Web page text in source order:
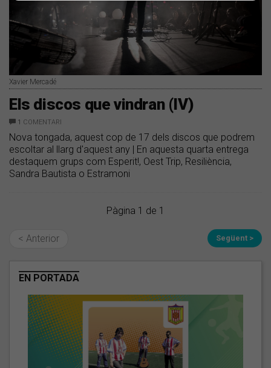
Xavier Mercadé
Els discos que vindran (IV)
1 COMENTARI
Nova tongada, aquest cop de 17 dels discos que podrem
escoltar al llarg d'aquest any | En aquesta quarta entrega
destaquem grups com Esperit!, Oest Trip, Resiliència,
Sandra Bautista o Estramoni
Pàgina 1 de 1
< Anterior Següent >
EN PORTADA